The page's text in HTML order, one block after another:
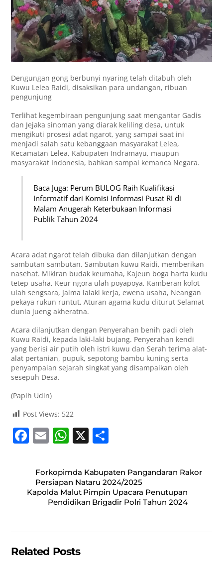
Dengungan gong berbunyi nyaring telah ditabuh oleh
Kuwu Lelea Raidi, disaksikan para undangan, ribuan
pengunjung
Terlihat kegembiraan pengunjung saat mengantar Gadis
dan Jejaka sinoman yang diarak keliling desa, untuk
mengikuti prosesi adat ngarot, yang sampai saat ini
menjadi salah satu kebanggaan masyarakat Lelea,
Kecamatan Lelea, Kabupaten Indramayu, maupun
masyarakat Indonesia, bahkan sampai kemanca Negara.
Baca Juga: Perum BULOG Raih Kualifikasi
Informatif dari Komisi Informasi Pusat RI di
Malam Anugerah Keterbukaan Informasi
Publik Tahun 2024
Acara adat ngarot telah dibuka dan dilanjutkan dengan
sambutan sambutan. Sambutan kuwu Raidi, memberikan
nasehat. Mikiran budak keumaha, Kajeun boga harta kudu
tetep usaha, Keur ngora ulah poyapoya, Kamberan kolot
ulah sengsara, Jalma lalaki kerja, ewena usaha, Neangan
pekaya rukun runtut, Aturan agama kudu diturut Selamat
dunia jueng akheratna.
Acara dilanjutkan dengan Penyerahan benih padi oleh
Kuwu Raidi, kepada laki-laki bujang. Penyerahan kendi
yang berisi air putih oleh istri kuwu dan Serah terima alat-
alat pertanian, pupuk, sepotong bambu kuning serta
penyampaian sejarah singkat yang disampaikan oleh
sesepuh Desa.
(Papih Udin)
Post Views: 522
F
c
e
b
k
E
ai
l
W
at
s
A
X
ar
e
Forkopimda Kabupaten Pangandaran Rakor
Persiapan Nataru 2024/2025
Kapolda Malut Pimpin Upacara Penutupan
Pendidikan Brigadir Polri Tahun 2024
Related Posts